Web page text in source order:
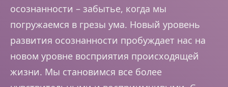
осознанности – забытье, когда мы
погружаемся в грезы ума. Новый уровень
развития осознанности пробуждает нас на
новом уровне восприятия происходящей
жизни. Мы становимся все более